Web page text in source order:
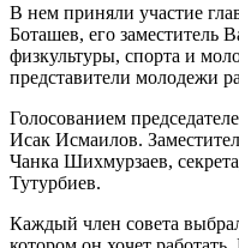
В нем приняли участие
Боташев, его заместитель
физкультуры, спорта и
представители молодежи
Голосованием
Исак Исмаилов.
Чанка Шихмурзаев,
Тутурбиев.
Каждый член совета